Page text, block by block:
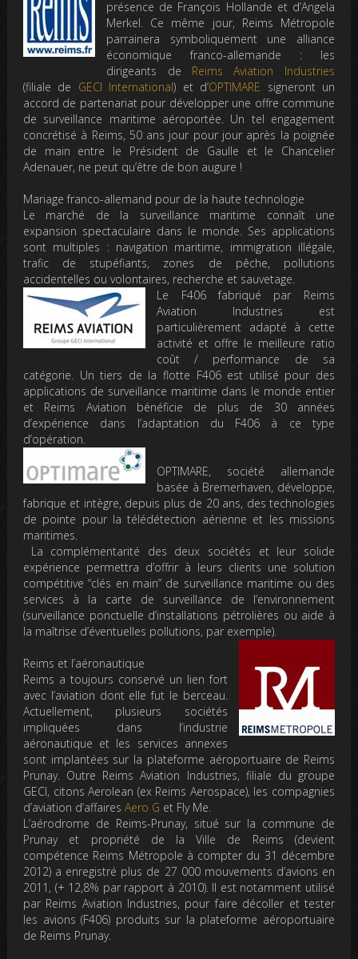
présence de François Hollande et d’Angela
Merkel. Ce même jour, Reims Métropole
parrainera symboliquement une alliance
économique franco-allemande : les
dirigeants de Reims Aviation Industries
(filiale de GECI International) et d’OPTIMARE signeront un
accord de partenariat pour développer une offre commune
de surveillance maritime aéroportée. Un tel engagement
concrétisé à Reims, 50 ans jour pour jour après la poignée
de main entre le Président de Gaulle et le Chancelier
Adenauer, ne peut qu’être de bon augure !
Mariage franco-allemand pour de la haute technologie
Le marché de la surveillance maritime connaît une
expansion spectaculaire dans le monde. Ses applications
sont multiples : navigation maritime, immigration illégale,
trafic de stupéfiants, zones de pêche, pollutions
accidentelles ou volontaires, recherche et sauvetage.
Le F406 fabriqué par Reims
Aviation Industries est
particulièrement adapté à cette
activité et offre le meilleure ratio
coût / performance de sa
catégorie. Un tiers de la flotte F406 est utilisé pour des
applications de surveillance maritime dans le monde entier
et Reims Aviation bénéficie de plus de 30 années
d’expérience dans l’adaptation du F406 à ce type
d’opération.
OPTIMARE, société allemande
basée à Bremerhaven, développe,
fabrique et intègre, depuis plus de 20 ans, des technologies
de pointe pour la télédétection aérienne et les missions
maritimes.
La complémentarité des deux sociétés et leur solide
expérience permettra d’offrir à leurs clients une solution
compétitive “clés en main” de surveillance maritime ou des
services à la carte de surveillance de l’environnement
(surveillance ponctuelle d’installations pétrolières ou aide à
la maîtrise d’éventuelles pollutions, par exemple).
Reims et l’aéronautique
Reims a toujours conservé un lien fort
avec l’aviation dont elle fut le berceau.
Actuellement, plusieurs sociétés
impliquées dans l’industrie
aéronautique et les services annexes
sont implantées sur la plateforme aéroportuaire de Reims
Prunay. Outre Reims Aviation Industries, filiale du groupe
GECI, citons Aerolean (ex Reims Aerospace), les compagnies
d’aviation d’affairesAero G et Fly Me.
L’aérodrome de Reims-Prunay, situé sur la commune de
Prunay et propriété de la Ville de Reims (devient
compétence Reims Métropole à compter du 31 décembre
2012) a enregistré plus de 27 000 mouvements d’avions en
2011, (+ 12,8% par rapport à 2010). Il est notamment utilisé
par Reims Aviation Industries, pour faire décoller et tester
les avions (F406) produits sur la plateforme aéroportuaire
de Reims Prunay.